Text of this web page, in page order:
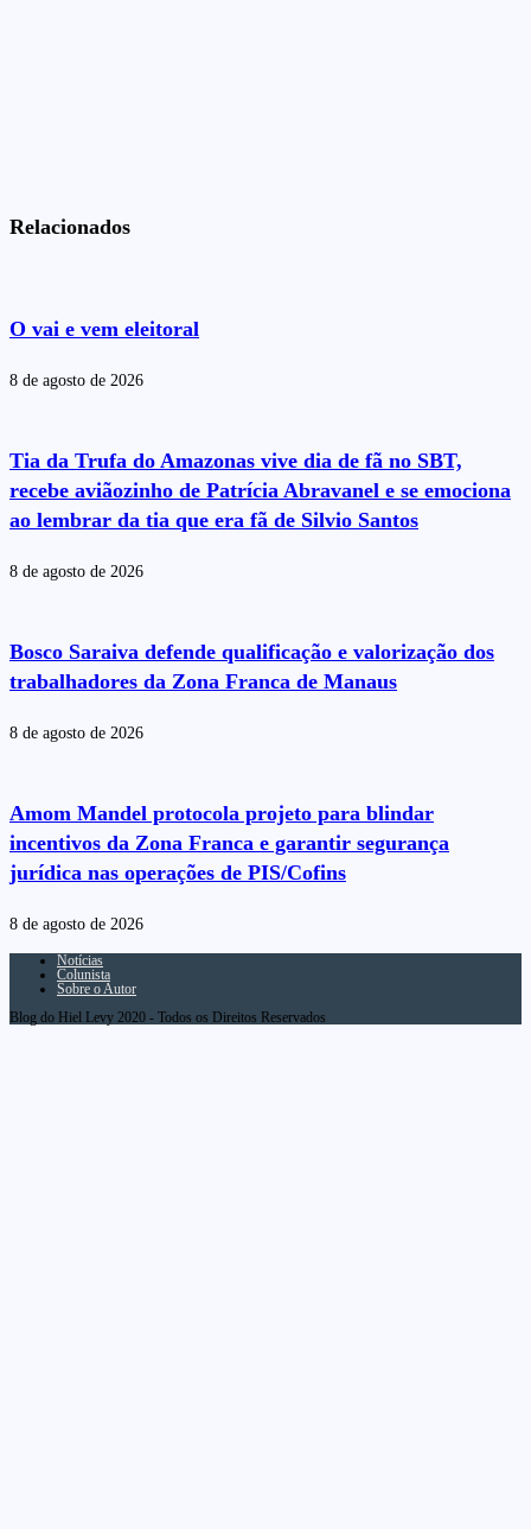
Relacionados
O vai e vem eleitoral
8 de agosto de 2026
Tia da Trufa do Amazonas vive dia de fã no SBT,
recebe aviãozinho de Patrícia Abravanel e se emociona
ao lembrar da tia que era fã de Silvio Santos
8 de agosto de 2026
Bosco Saraiva defende qualificação e valorização dos
trabalhadores da Zona Franca de Manaus
8 de agosto de 2026
Amom Mandel protocola projeto para blindar
incentivos da Zona Franca e garantir segurança
jurídica nas operações de PIS/Cofins
8 de agosto de 2026
Notícias
Colunista
Sobre o Autor
Blog do Hiel Levy 2020 - Todos os Direitos Reservados